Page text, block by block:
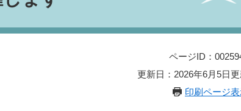
ページID：
更新日：2026年6月5日
印刷ページ